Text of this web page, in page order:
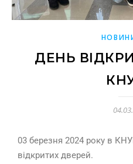
ДЕНЬ
03 березня 2024 року в
відкритих дверей.